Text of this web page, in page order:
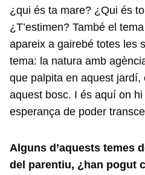
¿qui és ta mare? ¿Qui és
¿T’estimen? També el
apareix a gairebé totes les
tema: la natura amb
que palpita en aquest jardí,
aquest bosc. I és aquí on
esperança de poder
Alguns d’aquests temes
del parentiu, ¿han pogut